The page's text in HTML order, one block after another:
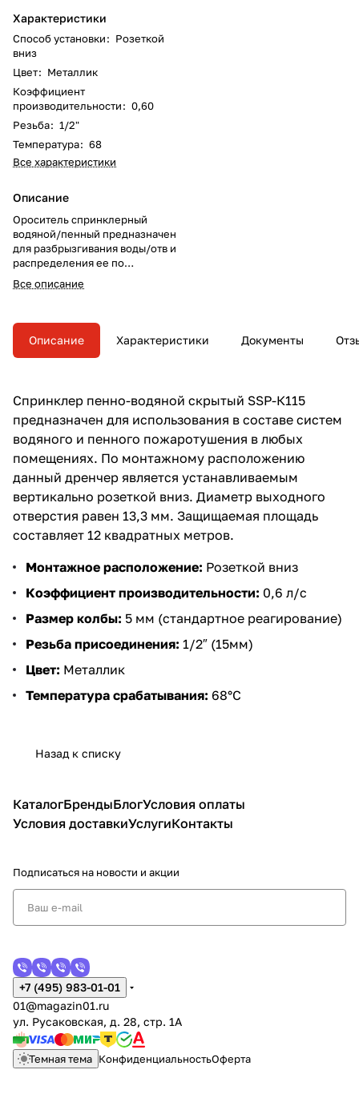
Характеристики
Способ установки: Розеткой
вниз
Цвет: Металлик
Коэффициент
производительности: 0,60
Резьба: 1/2"
Температура: 68
Все характеристики
Описание
Ороситель спринклерный
водяной/пенный предназначен
для разбрызгивания воды/отв и
распределения ее по
защищаемой площади с целью
тушения очагов пожара или их
создания водяных завес в
автоматических установках
пожаротушения.
Все описание
Описание Характеристики Документы
Спринклер пенно-водяной скрытый SSP-К115
предназначен для использования в составе систем
водяного и пенного пожаротушения в любых
помещениях. По монтажному расположению
данный дренчер является устанавливаемым
вертикально розеткой вниз. Диаметр выходного
отверстия равен 13,3 мм. Защищаемая площадь
составляет 12 квадратных метров.
Монтажное расположение: Розеткой вниз
Коэффициент производительности: 0,6 л/с
Размер колбы: 5 мм (стандартное реагирование)
Резьба присоединения: 1/2″ (15мм)
Цвет: Металлик
Температура срабатывания: 68°C
Назад к списку
КаталогБрендыБлогУсловия оплаты
Условия доставкиУслугиКонтакты
Подписаться на новости и акции
+7 (495) 983-01-01
01@magazin01.ru
ул. Русаковская, д. 28, стр. 1А
Темная тема КонфиденциальностьОферта